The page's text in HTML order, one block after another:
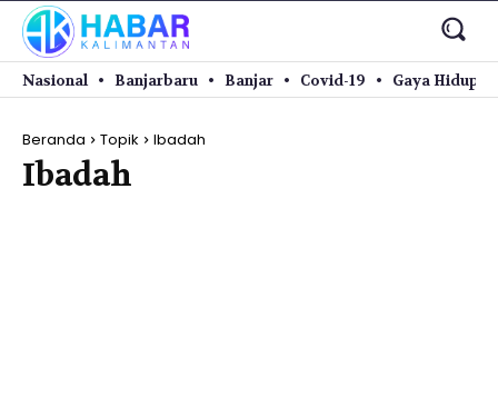
Nasional Banjarbaru Banjar Covid-19 Gaya Hidup
Beranda Topik Ibadah
Ibadah